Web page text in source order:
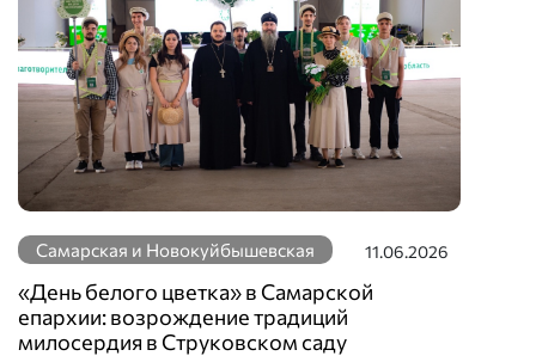
Самарская и Новокуйбышевская 11.06.2026
«День белого цветка» в Самарской
епархии: возрождение традиций
милосердия в Струковском саду